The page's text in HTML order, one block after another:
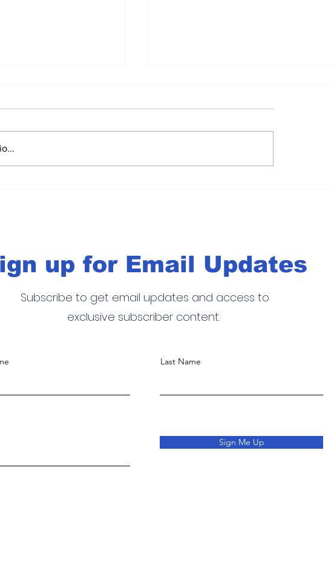
up for Email Updates
Subscribe to get email updates and access to
exclusive subscriber content.
Last Name
Sign Me Up